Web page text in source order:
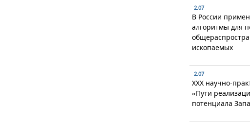
2.07
В России
алгоритмы для
ископаемых
2.07
XXX научно-
«Пути
потенциала